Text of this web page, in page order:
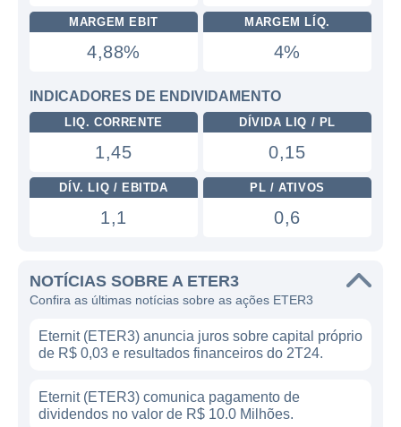
MARGEM EBIT
4,88%
MARGEM LÍQ.
4%
INDICADORES DE ENDIVIDAMENTO
LIQ. CORRENTE
1,45
DÍVIDA LIQ / PL
0,15
DÍV. LIQ / EBITDA
1,1
PL / ATIVOS
0,6
NOTÍCIAS SOBRE A ETER3
Confira as últimas notícias sobre as ações ETER3
Eternit (ETER3) anuncia juros sobre capital próprio
de R$ 0,03 e resultados financeiros do 2T24.
Eternit (ETER3) comunica pagamento de
dividendos no valor de R$ 10.0 Milhões.